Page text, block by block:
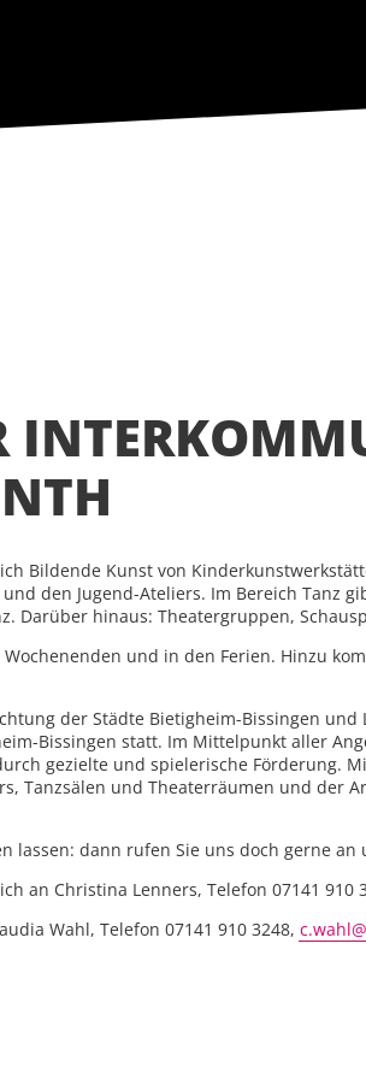
Bildende Kunst von
den Jugend-Ateliers. Im Bereich Tanz
Darüber hinaus: Theatergruppen,
und in den Ferien. Hinzu
der Städte Bietigheim-Bissingen
Bissingen statt. Im Mittelpunkt aller
gezielte und spielerische Förderung.
Tanzsälen und Theaterräumen und der
dann rufen Sie uns doch gerne an
an Christina Lenners, Telefon 07141 910
Wahl, Telefon 07141 910 3248,